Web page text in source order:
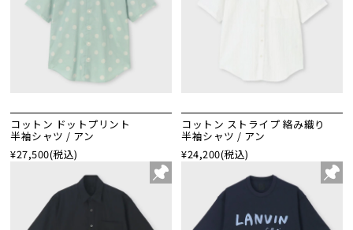
コットン ドットプリント
半袖シャツ / アン
¥27,500(税込)
コットン ストライプ 絡み織り
半袖シャツ / アン
¥24,200(税込)